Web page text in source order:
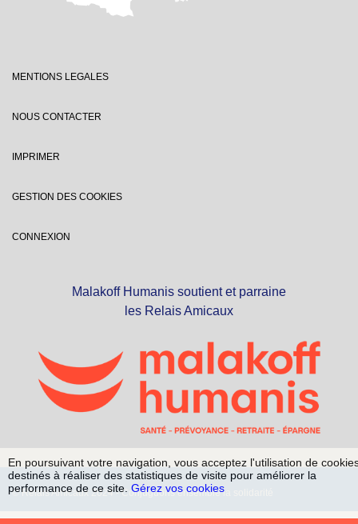
MENTIONS LEGALES
NOUS CONTACTER
IMPRIMER
GESTION DES COOKIES
CONNEXION
Malakoff Humanis soutient et parraine
les Relais Amicaux
© Relais Amicaux 2024 - Conjuguons ensemble la solidarité
En poursuivant votre navigation, vous acceptez l'utilisation de
destinés à réaliser des statistiques de visite pour améliorer la
performance de ce site. Gérez vos cookies